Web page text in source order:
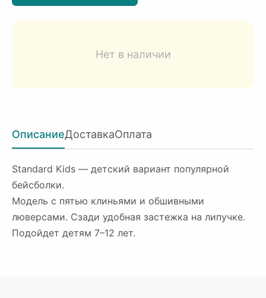
Нет в наличии
ОписаниеДоставкаОплата
Standard Kids — детский вариант популярной
бейсболки.
Модель с пятью клиньями и обшивными
люверсами. Сзади удобная застежка на липучке.
Подойдет детям 7–12 лет.